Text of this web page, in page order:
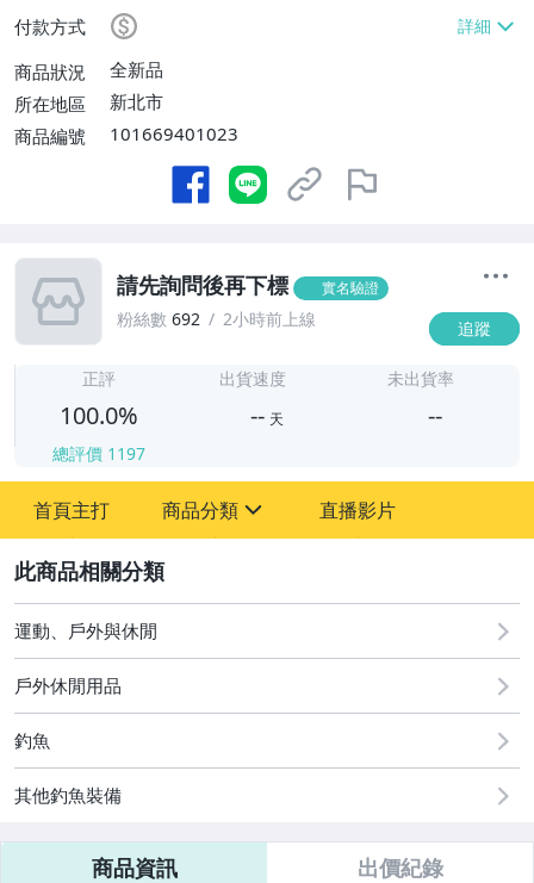
付款方式
商品狀況
全新品
所在地區
新北市
商品編號
101669401023
請先詢問後再下標 實名驗證
粉絲數 692 2小時前上線 追蹤
正評
100.0%
總評價 1197
出貨速度
-- 天
未出貨率
--
首頁主打 商品分類
運動、戶外與休閒
直播影片
運動、戶外與休閒
戶外休閒用品
釣魚
其他釣魚裝備
商品資訊 出價紀錄